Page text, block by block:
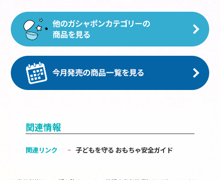
関連情報
関連リンク 子どもを守る おもちゃ安全ガイド